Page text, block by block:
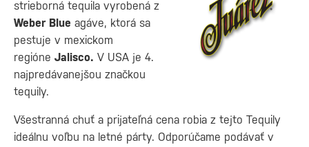
strieborná tequila vyrobená z
Weber Blue agáve, ktorá sa
pestuje v mexickom
regióne Jalisco. V USA je 4.
najpredávanejšou značkou
tequily.
Všestranná chuť a prijateľná cena robia z tejto Tequily
ideálnu voľbu na letné párty. Odporúčame podávať v